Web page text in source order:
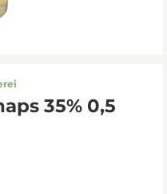
35% 0,5